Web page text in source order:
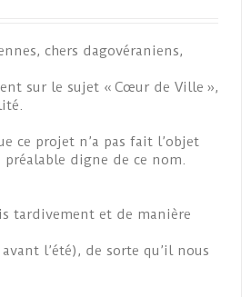
chers dagovéraniens,
sur le sujet « Cœur de Ville »,
ce projet n’a pas fait l’objet
préalable digne de ce nom.
tardivement et de manière
l’été), de sorte qu’il nous